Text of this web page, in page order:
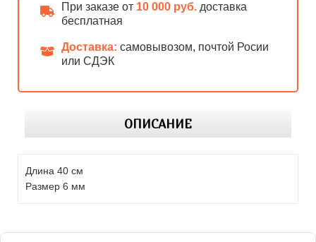
При заказе от 10 000 руб. доставка
бесплатная
Доставка: самовывозом, почтой Росии
или СДЭК
ОПИСАНИЕ
Длина 40 см
Размер 6 мм